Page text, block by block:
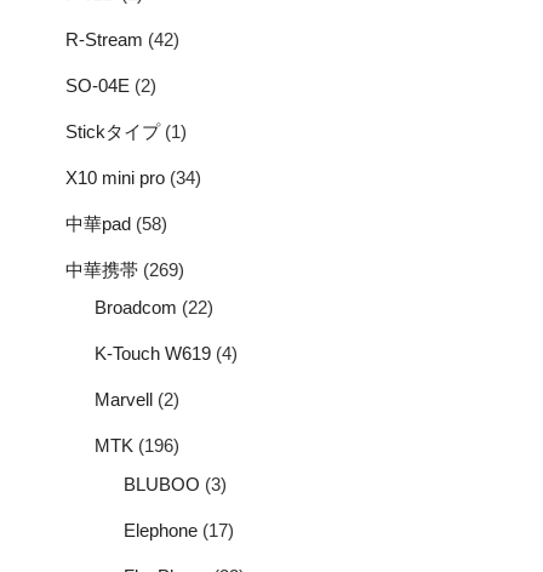
R-Stream (42)
SO-04E (2)
Stickタイプ(1)
X10 mini pro (34)
中華pad (58)
中華携帯 (269)
Broadcom (22)
K-Touch W619 (4)
Marvell (2)
MTK (196)
BLUBOO (3)
Elephone (17)